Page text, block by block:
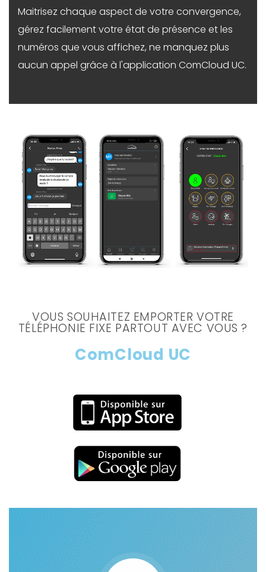
Maitrisez chaque aspect de votre convergence,
gérez facilement votre état de présence et les
numéros que vous affichez, ne manquez plus
aucun appel grâce à l'application ComCloud UC.
VOUS SOUHAITEZ EMPORTER VOTRE
TÉLÉPHONIE FIXE PARTOUT AVEC VOUS ?
ComCloud UC